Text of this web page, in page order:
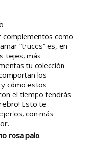
como
“trucos” es, en
tejes, más
tu colección
los
cómo estos
el tiempo tendrás
Esto te
con más
rosa palo.